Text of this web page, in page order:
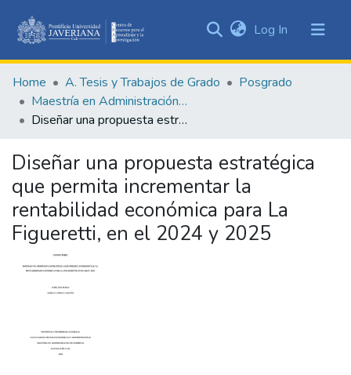
&
Collections
All of DSpace
Statistics
Log In (current)
Home A. Tesis y Trabajos de Grado
Posgrado
Maestría en Administración de Empresas
Diseñar una propuesta estratégica que permita incrementar la rentabilidad económica para La Figueretti, en el 2024 y 2025
Diseñar una propuesta estratégica
que permita incrementar la
rentabilidad económica para La
Figueretti, en el 2024 y 2025